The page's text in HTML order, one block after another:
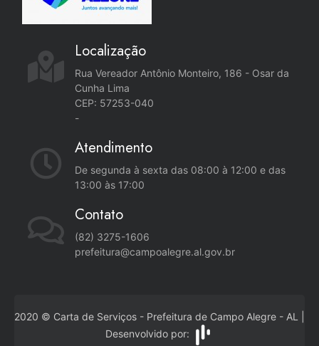
Localização
Rua Vereador Antônio Monteiro, 186 - Osar da
Cunha Lima
CEP: 57253-040
-
Atendimento
De segunda à sexta das 08:00 à 12:00 e das
13:00 às 17:00
Contato
(82) 3275-1606
prefeitura@campoalegre.al.gov.br
2020 © Carta de Serviços - Prefeitura de Campo Alegre - AL |
Desenvolvido por: